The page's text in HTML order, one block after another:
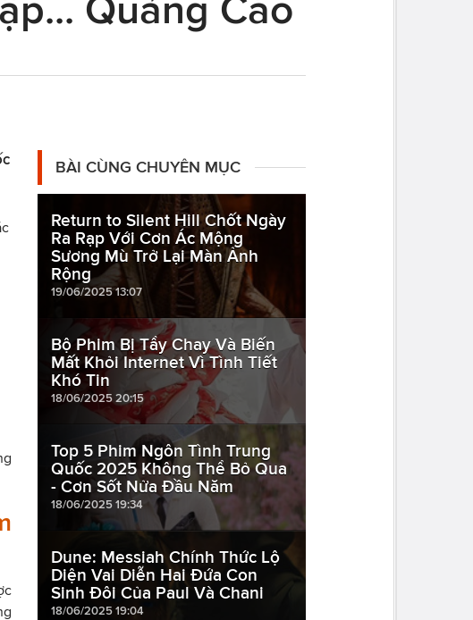
BÀI CÙNG CHUYÊN MỤC
Return to Silent Hill Chốt Ngày
Ra Rạp Với Cơn Ác Mộng
Sương Mù Trở Lại Màn Ảnh
Rộng
19/06/2025 13:07
Bộ Phim Bị Tẩy Chay Và Biến
Mất Khỏi Internet Vì Tình Tiết
Khó Tin
18/06/2025 20:15
Top 5 Phim Ngôn Tình Trung
Quốc 2025 Không Thể Bỏ Qua
- Cơn Sốt Nửa Đầu Năm
18/06/2025 19:34
Dune: Messiah Chính Thức Lộ
Diện Vai Diễn Hai Đứa Con
Sinh Đôi Của Paul Và Chani
18/06/2025 19:04